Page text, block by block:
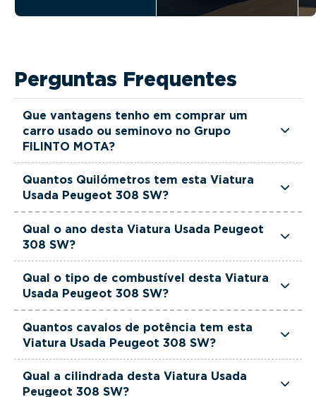
Perguntas Frequentes
Que vantagens tenho em comprar um
carro usado ou seminovo no Grupo
FILINTO MOTA?
FILINTO MOTA são rigorosamente selecionadas
quilómetros reais garantidos. Além disso, dispõe
de uma equipa de gestores comerciais dedicada,
pronta a ajudá-lo a encontrar a viatura que
melhor se adapta às suas necessidades e ao seu
orçamento.
Quantos Quilómetros tem esta Viatura
Usada Peugeot 308 SW?
actualmente 98000 km.
Qual o ano desta Viatura Usada Peugeot
308 SW?
Qual o tipo de combustível desta Viatura
Usada Peugeot 308 SW?
equipada com uma motorização Gasolina.
Quantos cavalos de potência tem esta
Viatura Usada Peugeot 308 SW?
cavalos de potência.
Qual a cilindrada desta Viatura Usada
Peugeot 308 SW?